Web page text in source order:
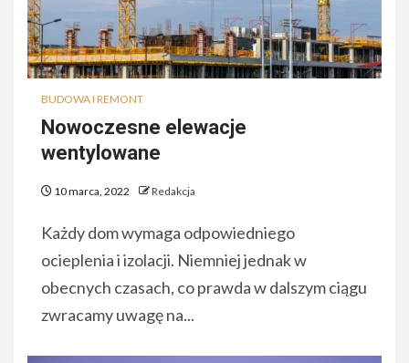
BUDOWA I REMONT
Nowoczesne elewacje
wentylowane
10 marca, 2022 Redakcja
Każdy dom wymaga odpowiedniego
ocieplenia i izolacji. Niemniej jednak w
obecnych czasach, co prawda w dalszym ciągu
zwracamy uwagę na...